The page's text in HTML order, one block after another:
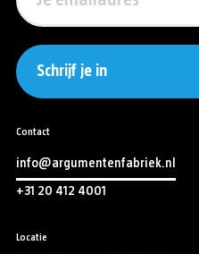
Schrijf je in
Contact
info@argumentenfabriek.nl
+31 20 412 4001
Locatie